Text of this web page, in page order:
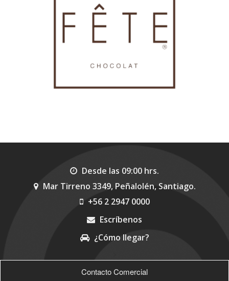
Desde las 09:00 hrs.
Mar Tirreno 3349, Peñalolén, Santiago.
+56 2 2947 0000
Escríbenos
¿Cómo llegar?
Contacto Comercial